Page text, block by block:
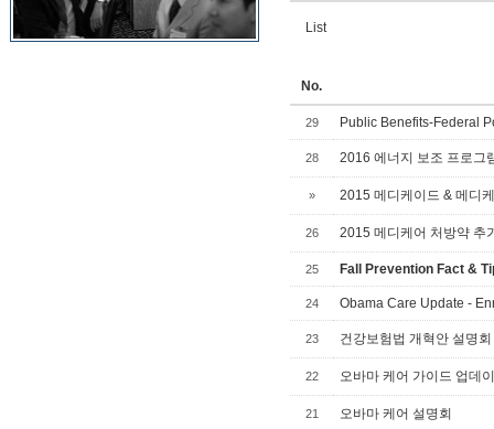
List
No.
29 Public Benefits-Federal
28 2016 에너지 보조 프로그
» 2015 메디케이드 & 메디
26 2015 메디케어 처방약 추
25 Fall Prevention Fact &
24 Obama Care Update -
23 건강보험법 개혁안 설명회
22 오바마 케어 가이드 업데
21 오바마 케어 설명회